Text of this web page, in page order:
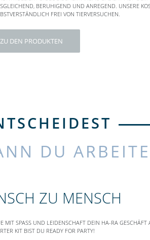
BERUHIGEND UND ANREGEND. UNSERE
FREI VON TIERVERSUCHEN.
ZU DEN PRODUKTEN
DU
ZU MENSCH
SPASS UND LEIDENSCHAFT DEIN HA-RA GESCHÄFT
KIT BIST DU READY FOR PARTY!